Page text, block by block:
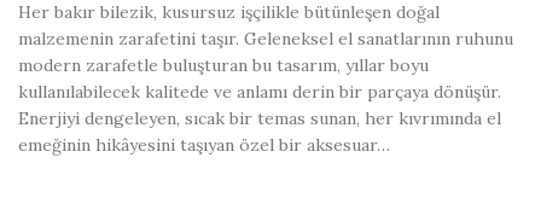
Her bakır bilezik, kusursuz işçilikle bütünleşen doğal
malzemenin zarafetini taşır. Geleneksel el sanatlarının ruhunu
modern zarafetle buluşturan bu tasarım, yıllar boyu
kullanılabilecek kalitede ve anlamı derin bir parçaya dönüşür.
Enerjiyi dengeleyen, sıcak bir temas sunan, her kıvrımında el
emeğinin hikâyesini taşıyan özel bir aksesuar…